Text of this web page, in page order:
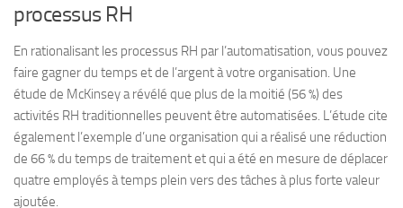
processus RH
En rationalisant les processus RH par l’automatisation, vous pouvez
faire gagner du temps et de l’argent à votre organisation. Une
étude de McKinsey a révélé que plus de la moitié (56 %) des
activités RH traditionnelles peuvent être automatisées. L’étude cite
également l’exemple d’une organisation qui a réalisé une réduction
de 66 % du temps de traitement et qui a été en mesure de déplacer
quatre employés à temps plein vers des tâches à plus forte valeur
ajoutée.